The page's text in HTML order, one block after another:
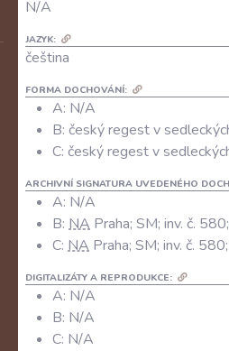
N/A
JAZYK:
čeština
FORMA DOCHOVÁNÍ:
A: N/A
B: český regest v
C: český regest v
ARCHIVNÍ SIGNATURA UVEDENÉHO
A: N/A
B: NA Praha; SM; inv. č.
C: NA Praha; SM; inv. č.
DIGITALIZÁTY A REPRODUKCE:
A: N/A
B: N/A
C: N/A